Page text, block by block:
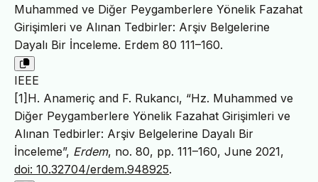
Muhammed ve Diğer Peygamberlere Yönelik Fazahat
Girişimleri ve Alınan Tedbirler: Arşiv Belgelerine
Dayalı Bir İnceleme. Erdem 80 111–160.
IEEE
[1]H. Anameriç and F. Rukancı, “Hz. Muhammed ve
Diğer Peygamberlere Yönelik Fazahat Girişimleri ve
Alınan Tedbirler: Arşiv Belgelerine Dayalı Bir
İnceleme”, Erdem, no. 80, pp. 111–160, June 2021,
doi: 10.32704/erdem.948925.